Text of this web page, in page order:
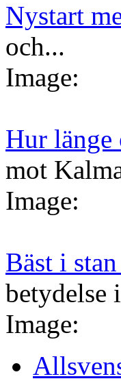
Nystart
och...
Image:
Hur länge
mot
Image:
Bäst i
betydelse
Image: